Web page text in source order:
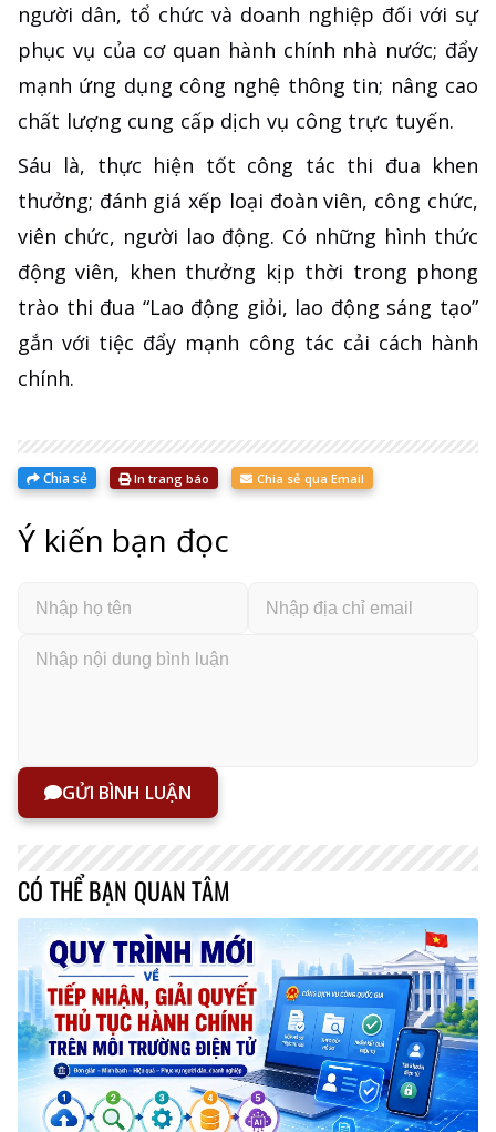
người dân, tổ chức và doanh nghiệp đối với sự
phục vụ của cơ quan hành chính nhà nước; đẩy
mạnh ứng dụng công nghệ thông tin; nâng cao
chất lượng cung cấp dịch vụ công trực tuyến.
Sáu là, thực hiện tốt công tác thi đua khen
thưởng; đánh giá xếp loại đoàn viên, công chức,
viên chức, người lao động. Có những hình thức
động viên, khen thưởng kịp thời trong phong
trào thi đua “Lao động giỏi, lao động sáng tạo”
gắn với tiệc đẩy mạnh công tác cải cách hành
chính.
Chia sẻ In trang báo Chia sẻ qua Email
Ý kiến bạn đọc
GỬI BÌNH LUẬN
CÓ THỂ BẠN QUAN TÂM